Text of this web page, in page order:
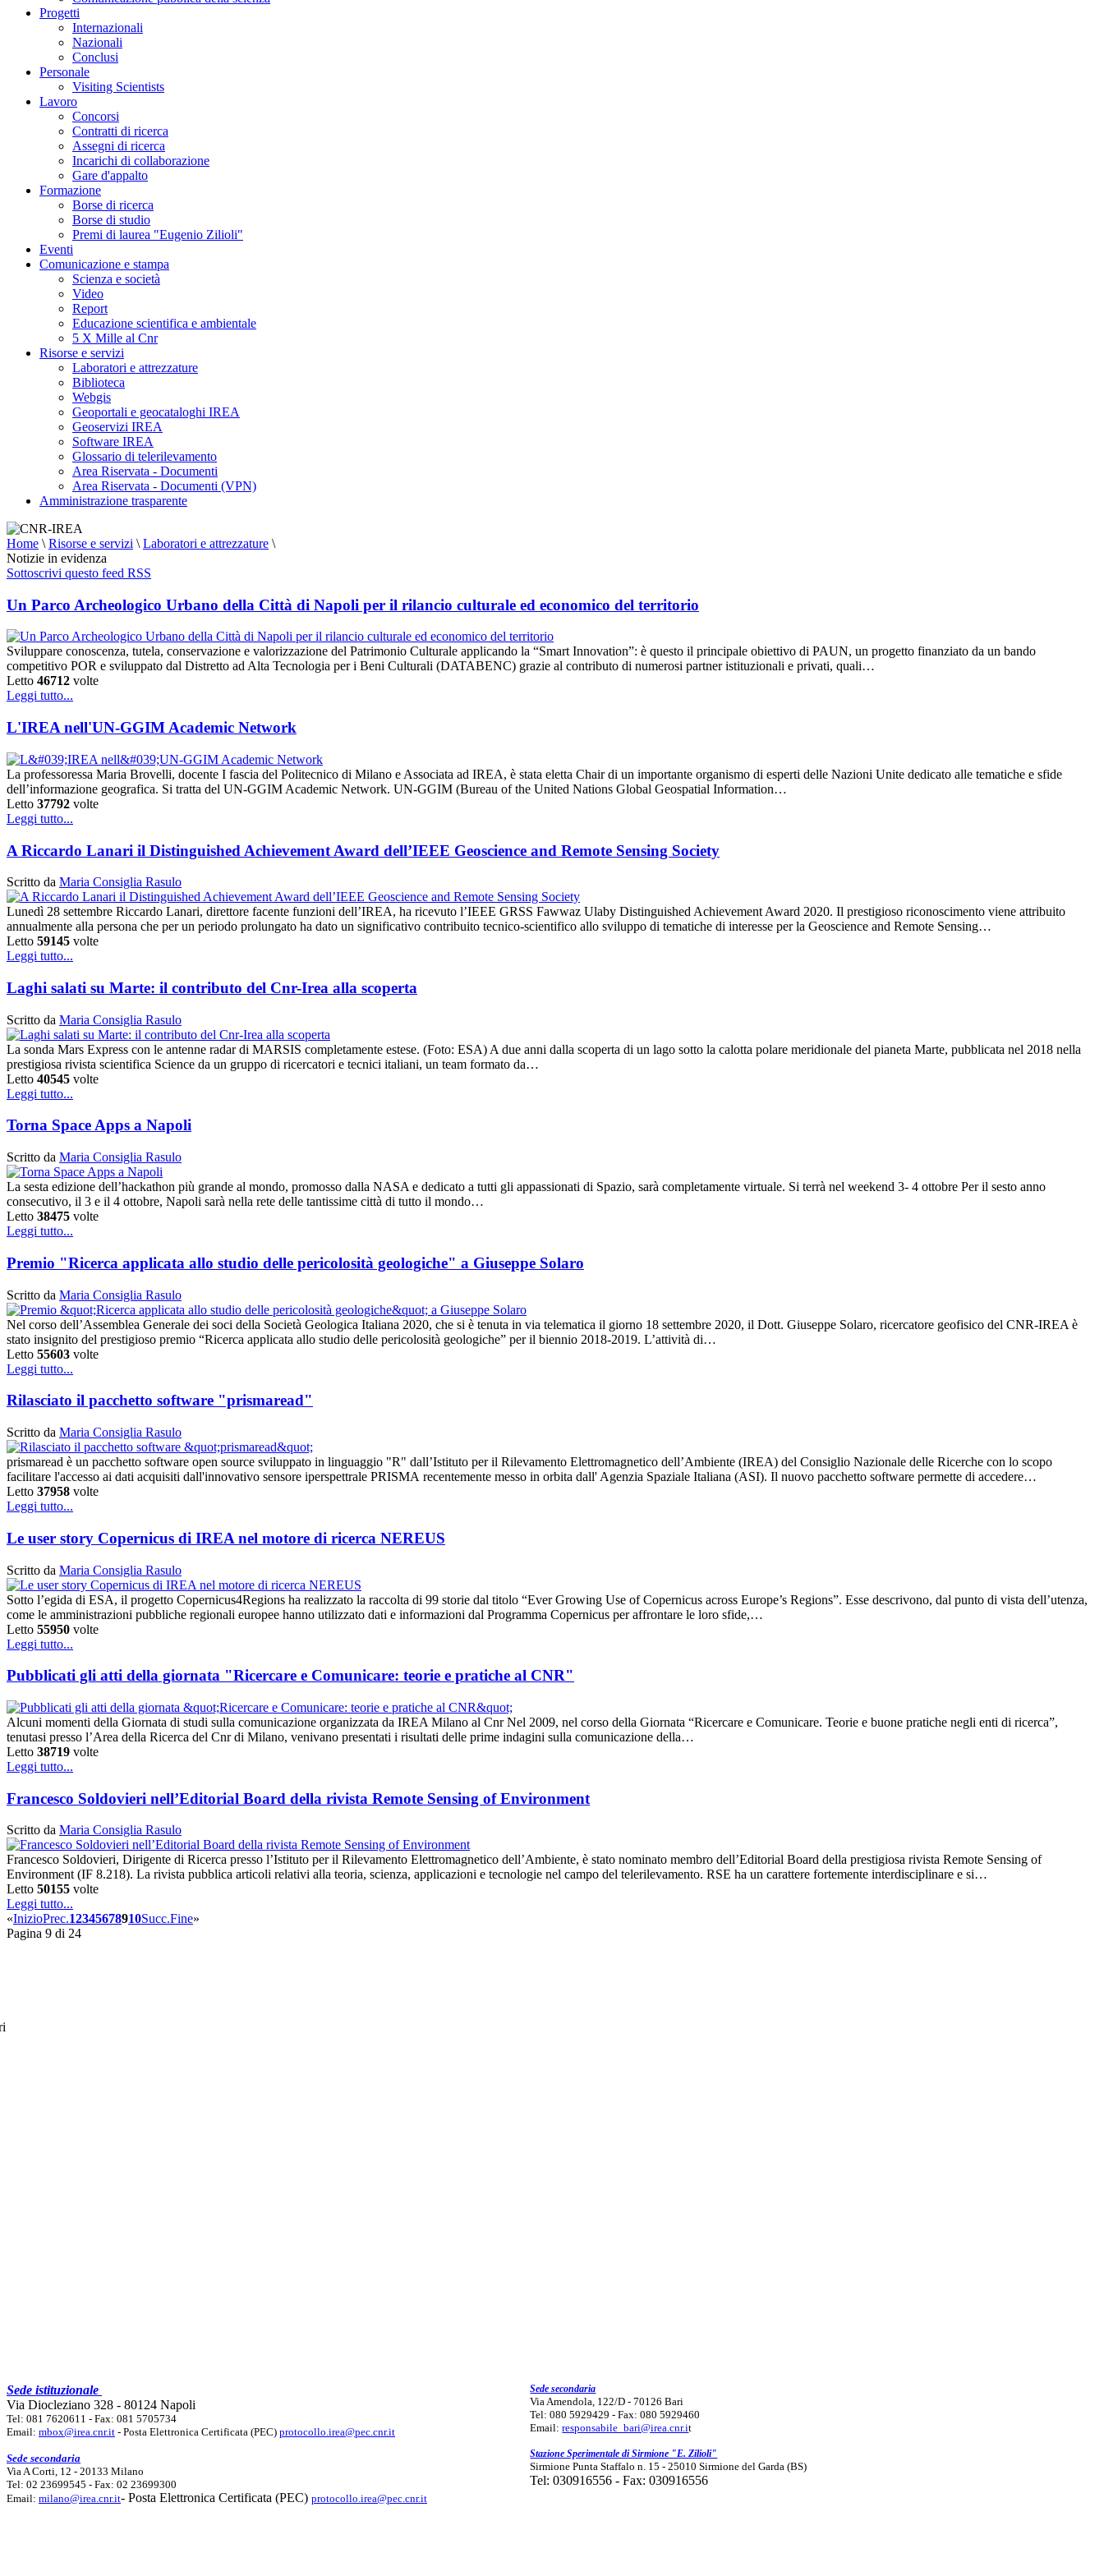
Progetti
Internazionali
Nazionali
Conclusi
Personale
Visiting Scientists
Lavoro
Concorsi
Contratti di ricerca
Assegni di ricerca
Incarichi di collaborazione
Gare d'appalto
Formazione
Borse di ricerca
Borse di studio
Premi di laurea "Eugenio Zilioli"
Eventi
Comunicazione e stampa
Scienza e società
Video
Report
Educazione scientifica e ambientale
5 X Mille al Cnr
Risorse e servizi
Laboratori e attrezzature
Biblioteca
Webgis
Geoportali e geocataloghi IREA
Geoservizi IREA
Software IREA
Glossario di telerilevamento
Area Riservata - Documenti
Area Riservata - Documenti (VPN)
Amministrazione trasparente
Home \ Risorse e servizi \ Laboratori e attrezzature \
Notizie in evidenza
Sottoscrivi questo feed RSS
Un Parco Archeologico Urbano della Città di Napoli per il rilancio culturale ed economico del territorio
Sviluppare conoscenza, tutela, conservazione e valorizzazione del Patrimonio Culturale applicando la “Smart Innovation”: è questo il principale obiettivo di PAUN, un progetto finanziato da un bando
competitivo POR e sviluppato dal Distretto ad Alta Tecnologia per i Beni Culturali (DATABENC) grazie al contributo di numerosi partner istituzionali e privati, quali…
Letto 46712 volte
Leggi tutto...
L'IREA nell'UN-GGIM Academic Network
La professoressa Maria Brovelli, docente I fascia del Politecnico di Milano e Associata ad IREA, è stata eletta Chair di un importante organismo di esperti delle Nazioni Unite dedicato alle tematiche e sfide
dell’informazione geografica. Si tratta del UN-GGIM Academic Network. UN-GGIM (Bureau of the United Nations Global Geospatial Information…
Letto 37792 volte
Leggi tutto...
A Riccardo Lanari il Distinguished Achievement Award dell’IEEE Geoscience and Remote Sensing Society
Scritto da Maria Consiglia Rasulo
Lunedì 28 settembre Riccardo Lanari, direttore facente funzioni dell’IREA, ha ricevuto l’IEEE GRSS Fawwaz Ulaby Distinguished Achievement Award 2020. Il prestigioso riconoscimento viene attribuito
annualmente alla persona che per un periodo prolungato ha dato un significativo contribuito tecnico-scientifico allo sviluppo di tematiche di interesse per la Geoscience and Remote Sensing…
Letto 59145 volte
Leggi tutto...
Laghi salati su Marte: il contributo del Cnr-Irea alla scoperta
Scritto da Maria Consiglia Rasulo
La sonda Mars Express con le antenne radar di MARSIS completamente estese. (Foto: ESA) A due anni dalla scoperta di un lago sotto la calotta polare meridionale del pianeta Marte, pubblicata nel 2018 nella
prestigiosa rivista scientifica Science da un gruppo di ricercatori e tecnici italiani, un team formato da…
Letto 40545 volte
Leggi tutto...
Torna Space Apps a Napoli
Scritto da Maria Consiglia Rasulo
La sesta edizione dell’hackathon più grande al mondo, promosso dalla NASA e dedicato a tutti gli appassionati di Spazio, sarà completamente virtuale. Si terrà nel weekend 3- 4 ottobre Per il sesto anno
consecutivo, il 3 e il 4 ottobre, Napoli sarà nella rete delle tantissime città di tutto il mondo…
Letto 38475 volte
Leggi tutto...
Premio "Ricerca applicata allo studio delle pericolosità geologiche" a Giuseppe Solaro
Scritto da Maria Consiglia Rasulo
Nel corso dell’Assemblea Generale dei soci della Società Geologica Italiana 2020, che si è tenuta in via telematica il giorno 18 settembre 2020, il Dott. Giuseppe Solaro, ricercatore geofisico del CNR-IREA è
stato insignito del prestigioso premio “Ricerca applicata allo studio delle pericolosità geologiche” per il biennio 2018-2019. L’attività di…
Letto 55603 volte
Leggi tutto...
Rilasciato il pacchetto software "prismaread"
Scritto da Maria Consiglia Rasulo
prismaread è un pacchetto software open source sviluppato in linguaggio "R" dall’Istituto per il Rilevamento Elettromagnetico dell’Ambiente (IREA) del Consiglio Nazionale delle Ricerche con lo scopo
facilitare l'accesso ai dati acquisiti dall'innovativo sensore iperspettrale PRISMA recentemente messo in orbita dall' Agenzia Spaziale Italiana (ASI). Il nuovo pacchetto software permette di accedere…
Letto 37958 volte
Leggi tutto...
Le user story Copernicus di IREA nel motore di ricerca NEREUS
Scritto da Maria Consiglia Rasulo
Sotto l’egida di ESA, il progetto Copernicus4Regions ha realizzato la raccolta di 99 storie dal titolo “Ever Growing Use of Copernicus across Europe’s Regions”. Esse descrivono, dal punto di vista dell’utenza,
come le amministrazioni pubbliche regionali europee hanno utilizzato dati e informazioni dal Programma Copernicus per affrontare le loro sfide,…
Letto 55950 volte
Leggi tutto...
Pubblicati gli atti della giornata "Ricercare e Comunicare: teorie e pratiche al CNR"
Alcuni momenti della Giornata di studi sulla comunicazione organizzata da IREA Milano al Cnr Nel 2009, nel corso della Giornata “Ricercare e Comunicare. Teorie e buone pratiche negli enti di ricerca”,
tenutasi presso l’Area della Ricerca del Cnr di Milano, venivano presentati i risultati delle prime indagini sulla comunicazione della…
Letto 38719 volte
Leggi tutto...
Francesco Soldovieri nell’Editorial Board della rivista Remote Sensing of Environment
Scritto da Maria Consiglia Rasulo
Francesco Soldovieri, Dirigente di Ricerca presso l’Istituto per il Rilevamento Elettromagnetico dell’Ambiente, è stato nominato membro dell’Editorial Board della prestigiosa rivista Remote Sensing of
Environment (IF 8.218). La rivista pubblica articoli relativi alla teoria, scienza, applicazioni e tecnologie nel campo del telerilevamento. RSE ha un carattere fortemente interdisciplinare e si…
Letto 50155 volte
Leggi tutto...
«InizioPrec.12345678910Succ.Fine»
Pagina 9 di 24
Sede istituzionale
Via Diocleziano 328 - 80124 Napoli
Tel: 081 7620611 - Fax: 081 5705734
Email: mbox@irea.cnr.it - Posta Elettronica Certificata (PEC) protocollo.irea@pec.cnr.it
Sede secondaria
Via A Corti, 12 - 20133 Milano
Tel: 02 23699545 - Fax: 02 23699300
Email: milano@irea.cnr.it- Posta Elettronica Certificata (PEC) protocollo.irea@pec.cnr.it
Sede secondaria
Via Amendola, 122/D - 70126 Bari
Tel: 080 5929429 - Fax: 080 5929460
Email:responsabile_bari@irea.cnr.it
Stazione Sperimentale di Sirmione "E. Zilioli"
Sirmione Punta Staffalo n. 15 - 25010 Sirmione del Garda (BS)
Tel: 030916556 - Fax: 030916556